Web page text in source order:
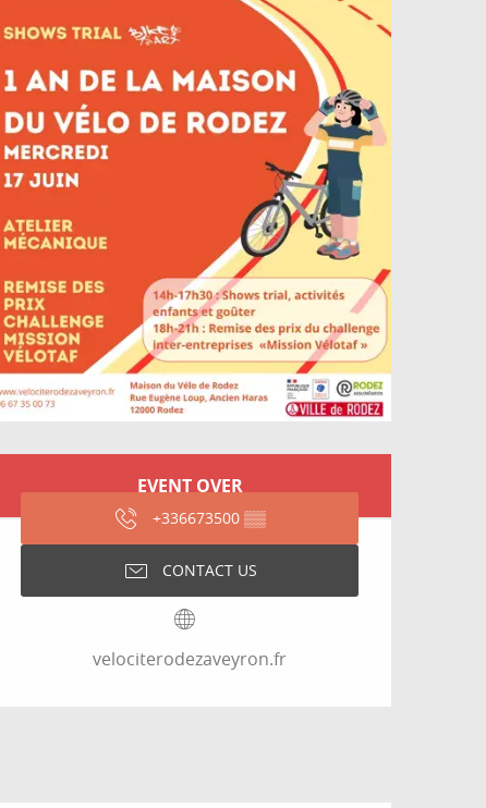
Opening hours &
EVENT OVER
+336673500 ▒▒
CONTACT US
velociterodezaveyron.fr